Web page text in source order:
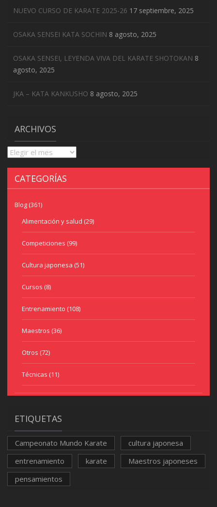
NUEVO CURSO DE KARATE 2025-26 17 septiembre, 2025
OSAKA SENSEI KATA SOCHIN 8 agosto, 2025
OSAKA SENSEI, LEYENDA VIVA DEL KARATE SHOTOKAN 8
agosto, 2025
JKA – KATA KANKUSHO 8 agosto, 2025
ARCHIVOS
Archivos
CATEGORÍAS
Blog (361)
Alimentación y salud (29)
Competiciones (99)
Cultura japonesa (51)
Cursos (8)
Entrenamiento (108)
Maestros (36)
Otros (72)
Técnicas (11)
ETIQUETAS
Campeonato Mundo Karate
cultura japonesa
entrenamiento
karate
Maestros japoneses
pensamientos